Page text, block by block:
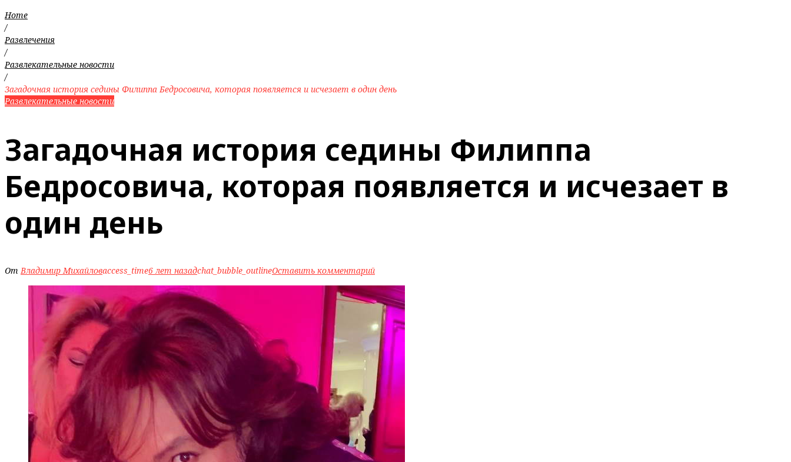
Home
/
Развлечения
/
Развлекательные новости
/
Загадочная история седины Филиппа Бедросовича, которая появляется и исчезает в один день
Развлекательные новости
Загадочная история седины Филиппа
Бедросовича, которая появляется и исчезает в
один день
ОтВладимир Михайловaccess_time6 лет назадchat_bubble_outlineОставить комментарий